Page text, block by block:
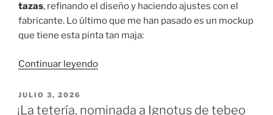
tazas, refinando el diseño y haciendo ajustes con el
fabricante. Lo último que me han pasado es un mockup
que tiene esta pinta tan maja:
Continuar leyendo«Un
fuego
PUBLICADO
EL
JULIO 3, 2026
¡La tetería, nominada a Ignotus de tebeo